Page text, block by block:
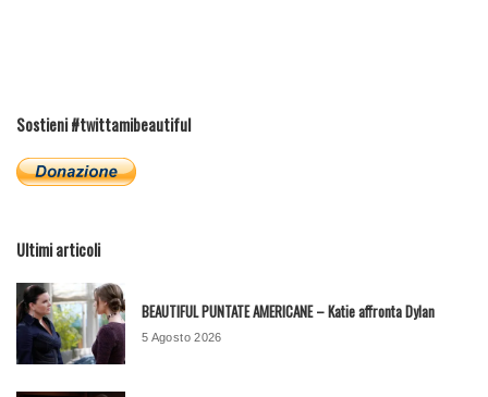
Sostieni #twittamibeautiful
Ultimi articoli
BEAUTIFUL PUNTATE AMERICANE – Katie affronta Dylan
5 Agosto 2026